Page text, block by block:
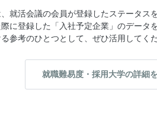
就活会議の会員が登録したステータス
に登録した「入社予定企業」のデータ
参考のひとつとして、ぜひ活用してくだ
就職難易度・採用大学の詳細